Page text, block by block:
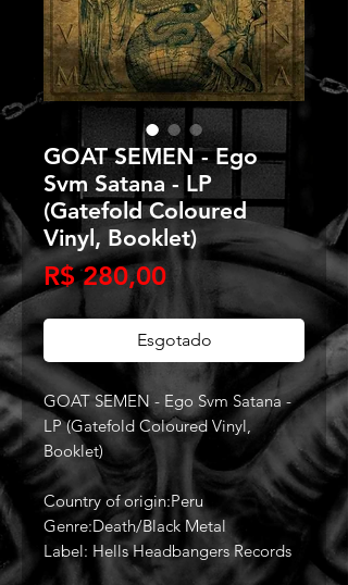
GOAT SEMEN - Ego
Svm Satana - LP
(Gatefold Coloured
Vinyl, Booklet)
R$ 280,00Preço
Esgotado
GOAT SEMEN - Ego Svm Satana -
LP (Gatefold Coloured Vinyl,
Booklet)
Country of origin:Peru
Genre:Death/Black Metal
Label: Hells Headbangers Records